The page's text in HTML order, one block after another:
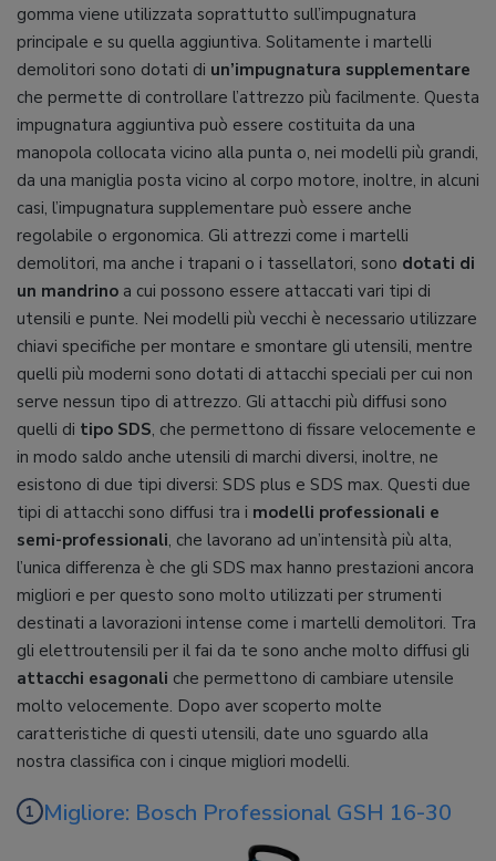
gomma viene utilizzata soprattutto sull’impugnatura
principale e su quella aggiuntiva. Solitamente i martelli
demolitori sono dotati di un’impugnatura supplementare
che permette di controllare l’attrezzo più facilmente. Questa
impugnatura aggiuntiva può essere costituita da una
manopola collocata vicino alla punta o, nei modelli più grandi,
da una maniglia posta vicino al corpo motore, inoltre, in alcuni
casi, l’impugnatura supplementare può essere anche
regolabile o ergonomica. Gli attrezzi come i martelli
demolitori, ma anche i trapani o i tassellatori, sono dotati di
un mandrino a cui possono essere attaccati vari tipi di
utensili e punte. Nei modelli più vecchi è necessario utilizzare
chiavi specifiche per montare e smontare gli utensili, mentre
quelli più moderni sono dotati di attacchi speciali per cui non
serve nessun tipo di attrezzo. Gli attacchi più diffusi sono
quelli di tipo SDS, che permettono di fissare velocemente e
in modo saldo anche utensili di marchi diversi, inoltre, ne
esistono di due tipi diversi: SDS plus e SDS max. Questi due
tipi di attacchi sono diffusi tra i modelli professionali e
semi-professionali, che lavorano ad un’intensità più alta,
l’unica differenza è che gli SDS max hanno prestazioni ancora
migliori e per questo sono molto utilizzati per strumenti
destinati a lavorazioni intense come i martelli demolitori. Tra
gli elettroutensili per il fai da te sono anche molto diffusi gli
attacchi esagonali che permettono di cambiare utensile
molto velocemente. Dopo aver scoperto molte
caratteristiche di questi utensili, date uno sguardo alla
nostra classifica con i cinque migliori modelli.
Migliore: Bosch Professional GSH 16-30